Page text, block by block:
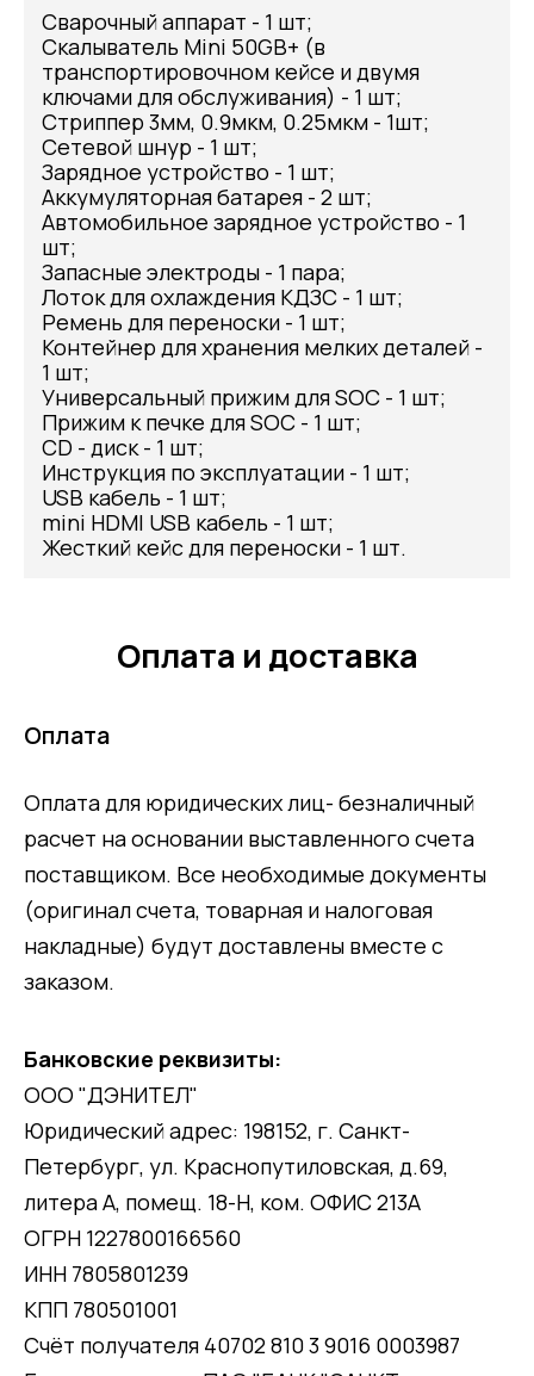
Сварочный аппарат - 1 шт;
Скалыватель Mini 50GB+ (в
транспортировочном кейсе и двумя
ключами для обслуживания) - 1 шт;
Стриппер 3мм, 0.9мкм, 0.25мкм - 1шт;
Сетевой шнур - 1 шт;
Зарядное устройство - 1 шт;
Аккумуляторная батарея - 2 шт;
Автомобильное зарядное устройство - 1
шт;
Запасные электроды - 1 пара;
Лоток для охлаждения КДЗС - 1 шт;
Ремень для переноски - 1 шт;
Контейнер для хранения мелких деталей -
1 шт;
Универсальный прижим для SOC - 1 шт;
Прижим к печке для SOC - 1 шт;
CD - диск - 1 шт;
Инструкция по эксплуатации - 1 шт;
USB кабель - 1 шт;
mini HDMI USB кабель - 1 шт;
Жесткий кейс для переноски - 1 шт.
Оплата и доставка
Оплата
Оплата для юридических лиц- безналичный
расчет на основании выставленного счета
поставщиком. Все необходимые документы
(оригинал счета, товарная и налоговая
накладные) будут доставлены вместе с
заказом.
Банковские реквизиты:
ООО "ДЭНИТЕЛ"
Юридический адрес: 198152, г. Санкт-
Петербург, ул. Краснопутиловская, д.69,
литера А, помещ. 18-Н, ком. ОФИС 213А
ОГРН 1227800166560
ИНН 7805801239
КПП 780501001
Счёт получателя 40702 810 3 9016 0003987